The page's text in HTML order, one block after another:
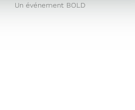
Un événement BOLD